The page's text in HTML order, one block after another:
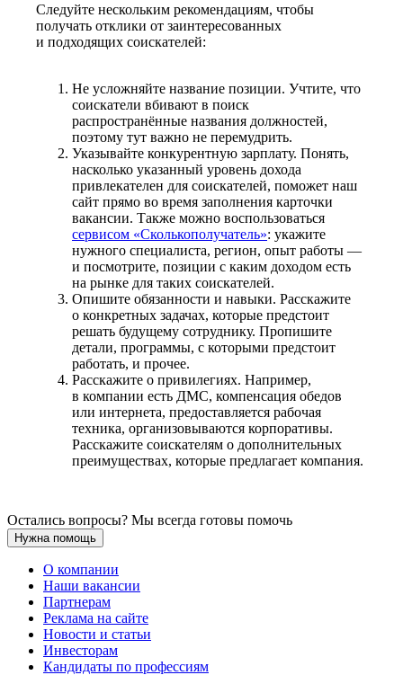
Следуйте нескольким рекомендациям, чтобы
получать отклики от заинтересованных
и подходящих соискателей:
Не усложняйте название позиции. Учтите, что
соискатели вбивают в поиск
распространённые названия должностей,
поэтому тут важно не перемудрить.
Указывайте конкурентную зарплату. Понять,
насколько указанный уровень дохода
привлекателен для соискателей, поможет наш
сайт прямо во время заполнения карточки
вакансии. Также можно воспользоваться
сервисом «Сколькополучатель»: укажите
нужного специалиста, регион, опыт работы —
и посмотрите, позиции с каким доходом есть
на рынке для таких соискателей.
Опишите обязанности и навыки. Расскажите
о конкретных задачах, которые предстоит
решать будущему сотруднику. Пропишите
детали, программы, с которыми предстоит
работать, и прочее.
Расскажите о привилегиях. Например,
в компании есть ДМС, компенсация обедов
или интернета, предоставляется рабочая
техника, организовываются корпоративы.
Расскажите соискателям о дополнительных
преимуществах, которые предлагает компания.
Остались вопросы? Мы всегда готовы помочь
Нужна помощь
О компании
Наши вакансии
Партнерам
Реклама на сайте
Новости и статьи
Инвесторам
Кандидаты по профессиям